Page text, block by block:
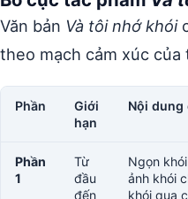
Văn bản Và tôi nhớ khói
theo mạch cảm xúc của
Phần
Giới
hạn
Nội dung
Phần
1
Từ
đầu
đến
Ngọn
ảnh khói
khói qua